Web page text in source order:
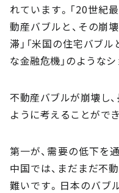
れています。「20世紀
動産バブルと、その崩
滞」「米国の住宅バブ
な金融危機」のような
不動産バブルが崩壊し
ように考えることがで
第一が、需要の低下を
中国では、まだまだ不
難いです。日本のバブ